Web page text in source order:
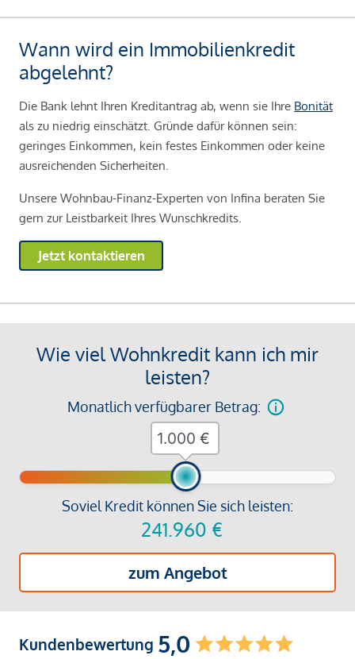
Wann wird ein Immobilienkredit
abgelehnt?
Die Bank lehnt Ihren Kreditantrag ab, wenn sie Ihre Bonität
als zu niedrig einschätzt. Gründe dafür können sein:
geringes Einkommen, kein festes Einkommen oder keine
ausreichenden Sicherheiten.
Unsere Wohnbau-Finanz-Experten von Infina beraten Sie
gern zur Leistbarkeit Ihres Wunschkredits.
Jetzt kontaktieren
Wie viel Wohnkredit kann ich mir
leisten?
Monatlich verfügbarer Betrag:
Soviel Kredit können Sie sich leisten:
241.960 €
zum Angebot
€
Kundenbewertung 5,0